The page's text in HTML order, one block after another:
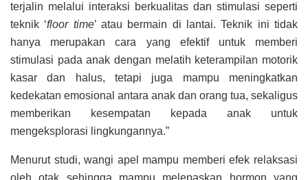
terjalin melalui interaksi berkualitas dan stimulasi seperti
teknik ‘floor time’ atau bermain di lantai. Teknik ini tidak
hanya merupakan cara yang efektif untuk memberi
stimulasi pada anak dengan melatih keterampilan motorik
kasar dan halus, tetapi juga mampu meningkatkan
kedekatan emosional antara anak dan orang tua, sekaligus
memberikan kesempatan kepada anak untuk
mengeksplorasi lingkungannya.”
Menurut studi, wangi apel mampu memberi efek relaksasi